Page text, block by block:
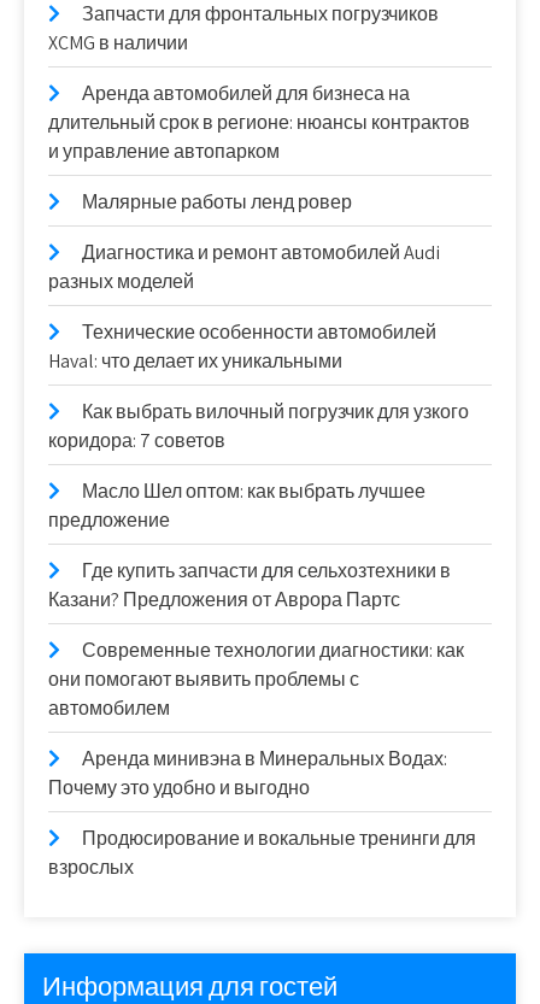
Запчасти для фронтальных погрузчиков
XCMG в наличии
Аренда автомобилей для бизнеса на
длительный срок в регионе: нюансы контрактов
и управление автопарком
Малярные работы ленд ровер
Диагностика и ремонт автомобилей Audi
разных моделей
Технические особенности автомобилей
Haval: что делает их уникальными
Как выбрать вилочный погрузчик для узкого
коридора: 7 советов
Масло Шел оптом: как выбрать лучшее
предложение
Где купить запчасти для сельхозтехники в
Казани? Предложения от Аврора Партс
Современные технологии диагностики: как
они помогают выявить проблемы с
автомобилем
Аренда минивэна в Минеральных Водах:
Почему это удобно и выгодно
Продюсирование и вокальные тренинги для
взрослых
Информация для гостей